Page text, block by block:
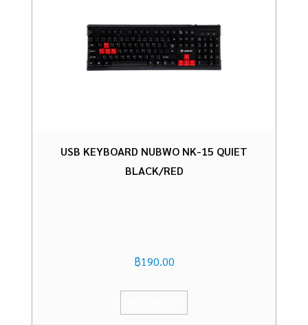
USB KEYBOARD NUBWO NK-15 QUIET
BLACK/RED
฿190.00